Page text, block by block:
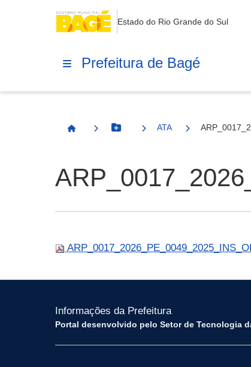
Estado do Rio Grande do Sul
Prefeitura de Bagé
Página InicialBotão Menu
ATA
Informações da Prefeitura
Portal desenvolvido pelo Setor de Tecnologia